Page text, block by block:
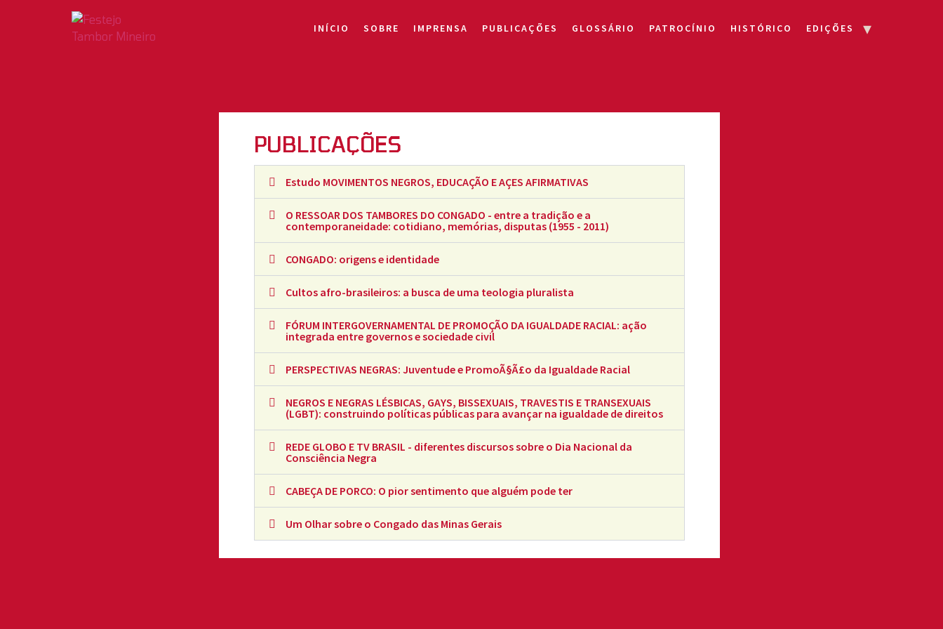
INÍCIO SOBRE IMPRENSA PUBLICAÇÕES GLOSSÁRIO PATROCÍNIO HISTÓRICO EDIÇÕES
PUBLICAÇÕES
Estudo MOVIMENTOS NEGROS, EDUCAÇÃO E AÇES AFIRMATIVAS
O RESSOAR DOS TAMBORES DO CONGADO - entre a tradição e a
contemporaneidade: cotidiano, memórias, disputas (1955 - 2011)
CONGADO: origens e identidade
Cultos afro-brasileiros: a busca de uma teologia pluralista
FÓRUM INTERGOVERNAMENTAL DE PROMOÇÃO DA IGUALDADE RACIAL: ação
integrada entre governos e sociedade civil
PERSPECTIVAS NEGRAS: Juventude e PromoÃ§Ã£o da Igualdade Racial
NEGROS E NEGRAS LÉSBICAS, GAYS, BISSEXUAIS, TRAVESTIS E TRANSEXUAIS
(LGBT): construindo políticas públicas para avançar na igualdade de direitos
REDE GLOBO E TV BRASIL - diferentes discursos sobre o Dia Nacional da
Consciência Negra
CABEÇA DE PORCO: O pior sentimento que alguém pode ter
Um Olhar sobre o Congado das Minas Gerais